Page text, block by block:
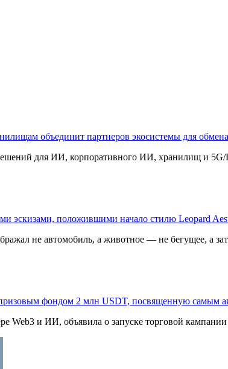
объединит партнеров экосистемы для
для ИИ, корпоративного ИИ, хранилищ и 5G/
эскизами, положившими начало стилю Leopard
не автомобиль, а животное — не бегущее, а
фондом 2 млн USDT, посвященную самым
Web3 и ИИ, объявила о запуске торговой